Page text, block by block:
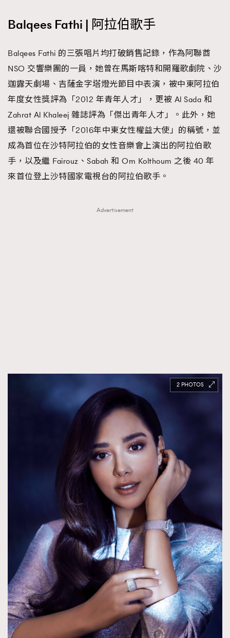
Balqees Fathi | 阿拉伯歌手
Balqees Fathi 的三張唱片均打破銷售記錄，作為阿聯酋
NSO 交響樂團的一員，她曾在馬斯喀特和開羅歌劇院、沙
迦露天劇場、吉薩金字塔燈光節目中表演，被中東阿拉伯
年度女性獎評為「2012 年青年人才」，更被 Al Sada 和
Zahrat Al Khaleej 雜誌評為「傑出青年人才」。此外，她
還被聯合國授予「2016年中東女性權益大使」的稱號，並
成為首位在沙特阿拉伯的女性音樂會上演出的阿拉伯歌
手，以及繼 Fairouz、Sabah 和 Om Kolthoum 之後 40 年
來首位登上沙特國家電視台的阿拉伯歌手。
Advertisement
2